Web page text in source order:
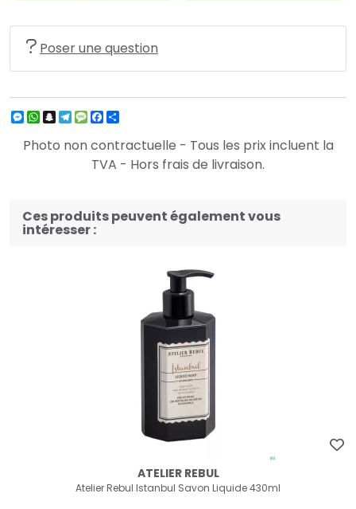
Poser une question
Messenger
WhatsApp
Snapchat
Telegram
Message
Facebook
Photo non contractuelle - Tous les prix incluent la
TVA - Hors frais de livraison.
Ces produits peuvent également vous
intéresser :
ATELIER REBUL
Atelier Rebul Istanbul Savon Liquide 430ml